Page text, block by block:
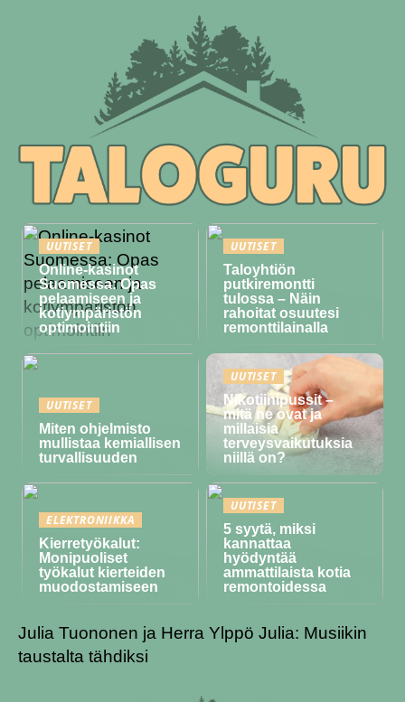
UUTISET
Online-kasinot
Suomessa: Opas
pelaamiseen ja
kotiympäristön
optimointiin
UUTISET
Taloyhtiön
putkiremontti
tulossa – Näin
rahoitat osuutesi
remonttilainalla
UUTISET
Miten ohjelmisto
mullistaa kemiallisen
turvallisuuden
UUTISET
Nikotiinipussit –
mitä ne ovat ja
millaisia
terveysvaikutuksia
niillä on?
ELEKTRONIIKKA
Kierretyökalut:
Monipuoliset
työkalut kierteiden
muodostamiseen
UUTISET
5 syytä, miksi
kannattaa
hyödyntää
ammattilaista kotia
remontoidessa
Julia Tuononen ja Herra Ylppö Julia: Musiikin
taustalta tähdiksi